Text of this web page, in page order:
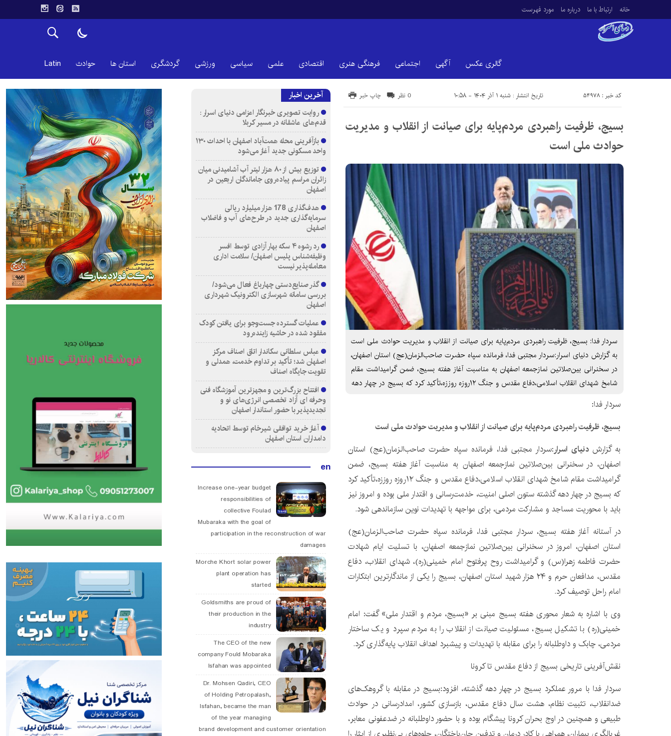
خانه ارتباط با ما درباره ما مورد فهرست
گالری عکس آگهی اجتماعی فرهنگی هنری اقتصادی علمی سیاسی ورزشی گردشگری استان ها حوادث Latin
تاریخ انتشار : شنبه ۱ آذر ۱۴۰۴ - ۱۰:۵۸ کد خبر : 54978 چاپ خبر 0 نظر
بسیج، ظرفیت راهبردی مردم‌پایه برای صیانت از انقلاب و مدیریت
حوادث ملی است
سردار فدا: بسیج، ظرفیت راهبردی مردم‌پایه برای صیانت از انقلاب و مدیریت حوادث ملی است
به گزارش دنیای اسرار:سردار مجتبی فدا، فرمانده سپاه حضرت صاحب‌الزمان(عج) استان اصفهان،
در سخنرانی بین‌صلاتین نمازجمعه اصفهان به مناسبت آغاز هفته بسیج، ضمن گرامیداشت مقام
شامخ شهدای انقلاب اسلامی،دفاع مقدس و جنگ ۱۲روزه روززه،تأکید کرد که بسیج در چهار دهه
سردار فدا:
بسیج، ظرفیت راهبردی مردم‌پایه برای صیانت از انقلاب و مدیریت حوادث ملی است
به گزارش دنیای اسرار:سردار مجتبی فدا، فرمانده سپاه حضرت صاحب‌الزمان(عج) استان
اصفهان، در سخنرانی بین‌صلاتین نمازجمعه اصفهان به مناسبت آغاز هفته بسیج، ضمن
گرامیداشت مقام شامخ شهدای انقلاب اسلامی،دفاع مقدس و جنگ ۱۲روزه روززه،تأکید کرد
که بسیج در چهار دهه گذشته ستون اصلی امنیت، خدمت‌رسانی و اقتدار ملی بوده و امروز نیز
باید با محوریت مساجد و مشارکت مردمی، برای مواجهه با تهدیدات نوین سازماندهی شود.
در آستانه آغاز هفته بسیج، سردار مجتبی فدا، فرمانده سپاه حضرت صاحب‌الزمان(عج)
استان اصفهان، امروز در سخنرانی بین‌صلاتین نمازجمعه اصفهان، با تسلیت ایام شهادت
حضرت فاطمه زهرا(س) و گرامیداشت روح پرفتوح امام خمینی(ره)، شهدای انقلاب، دفاع
مقدس، مدافعان حرم و ۲۴ هزار شهید استان اصفهان، بسیج را یکی از ماندگارترین ابتکارات
امام راحل توصیف کرد.
وی با اشاره به شعار محوری هفته بسیج مبنی بر «بسیج، مردم و اقتدار ملی» گفت: امام
خمینی(ره) با تشکیل بسیج، مسئولیت صیانت از انقلاب را به مردم سپرد و یک ساختار
مردمی، چابک و داوطلبانه را برای مقابله با تهدیدات و پیشبرد اهداف انقلاب پایه‌گذاری کرد.
نقش‌آفرینی تاریخی بسیج از دفاع مقدس تا کرونا
سردار فدا با مرور عملکرد بسیج در چهار دهه گذشته، افزود:بسیج در مقابله با گروهک‌های
ضدانقلاب، تثبیت نظام، هشت سال دفاع مقدس، بازسازی کشور، امدادرسانی در حوادث
طبیعی و همچنین در اوج بحران کرونا پیشگام بوده و با حضور داوطلبانه در ضدعفونی معابر،
آخرین اخبار
روایت تصویری خبرنگار اعزامی دنیای اسرار :
قدم‌های عاشقانه در مسیر کربلا
بازآفرینی محله همت‌آباد اصفهان با احداث ۱۳۰
واحد مسکونی جدید آغاز می‌شود
توزیع بیش از ۸۰ هزار لیتر آب آشامیدنی میان
زائران مراسم پیاده‌روی جاماندگان اربعین در
اصفهان
هدف‌گذاری 178 هزار میلیارد ریالی
سرمایه‌گذاری جدید در طرح‌های آب و فاضلاب
اصفهان
رد رشوه ۴ سکه بهار آزادی توسط افسر
وظیفه‌شناس پلیس اصفهان/ سلامت اداری
معامله‌پذیر نیست
گذر صنایع‌دستی چهارباغ فعال می‌شود/
بررسی سامانه شهرسازی الکترونیک شهرداری
اصفهان
عملیات گسترده جست‌وجو برای یافتن کودک
مفقود شده در حاشیه زاینده‌رود
عباس سلطانی سکاندار اتاق اصناف مرکز
اصفهان شد؛ تأکید بر تداوم خدمت، همدلی و
تقویت جایگاه اصناف
افتتاح بزرگ‌ترین و مجهزترین آموزشگاه فنی
وحرفه ای آزاد تخصصی انرژی‌های نو و
تجدیدپذیر با حضور استاندار اصفهان
آغاز خرید توافقی شیرخام توسط اتحادیه
دامداران استان اصفهان
en
Increase one-year budget
responsibilities of
collective Foulad
Mubaraka with the goal of
participation in the reconstruction of war
damages
Morche Khort solar power
plant operation has
started
Goldsmiths are proud of
their production in the
industry
The CEO of the new
company Fould Mobaraka
Isfahan was appointed
Dr. Mohsen Qadiri, CEO
of Holding Petropalash,
Isfahan, became the man
of the year managing
brand development and customer orientation